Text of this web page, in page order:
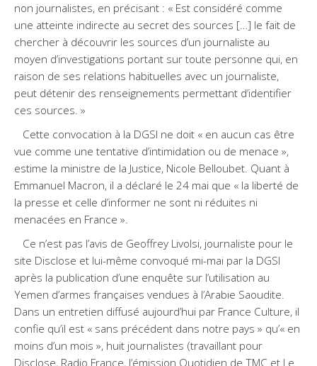
non journalistes, en précisant : « Est considéré comme
une atteinte indirecte au secret des sources […] le fait de
chercher à découvrir les sources d’un journaliste au
moyen d’investigations portant sur toute personne qui, en
raison de ses relations habituelles avec un journaliste,
peut détenir des renseignements permettant d’identifier
ces sources. »
Cette convocation à la DGSI ne doit « en aucun cas être
vue comme une tentative d’intimidation ou de menace »,
estime la ministre de la Justice, Nicole Belloubet. Quant à
Emmanuel Macron, il a déclaré le 24 mai que « la liberté de
la presse et celle d’informer ne sont ni réduites ni
menacées en France ».
Ce n’est pas l’avis de Geoffrey Livolsi, journaliste pour le
site Disclose et lui-même convoqué mi-mai par la DGSI
après la publication d’une enquête sur l’utilisation au
Yemen d’armes françaises vendues à l’Arabie Saoudite.
Dans un entretien diffusé aujourd’hui par France Culture, il
confie qu’il est « sans précédent dans notre pays » qu’« en
moins d’un mois », huit journalistes (travaillant pour
Disclose, Radio France, l’émission Quotidien de TMC et Le